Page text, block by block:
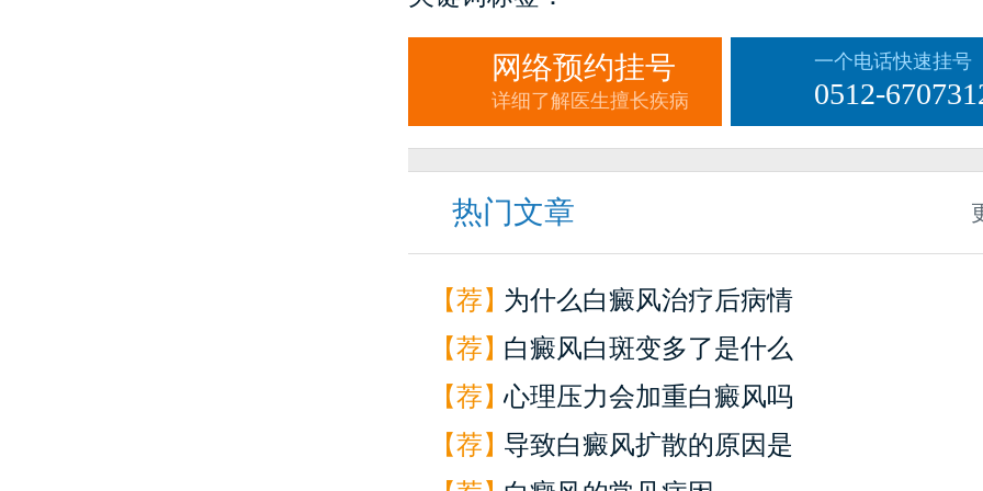
网络预约挂号
详细了解医生擅长疾病
一个电话快速挂号
0512-
热门文章
【荐】为什么白癜风治疗后病情
【荐】白癜风白斑变多了是什么
【荐】心理压力会加重白癜风吗
【荐】导致白癜风扩散的原因是